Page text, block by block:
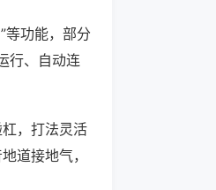
等功能，部分
行、自动连
，打法灵活
道接地气，